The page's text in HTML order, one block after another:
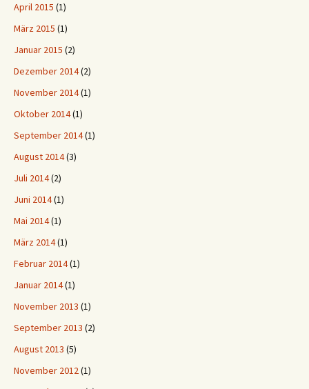
April 2015 (1)
März 2015 (1)
Januar 2015 (2)
Dezember 2014(2)
November 2014(1)
Oktober 2014(1)
September 2014(1)
August 2014(3)
Juli 2014(2)
Juni 2014(1)
Mai 2014(1)
März 2014(1)
Februar 2014(1)
Januar 2014(1)
November 2013 (1)
September 2013 (2)
August 2013 (5)
November 2012(1)